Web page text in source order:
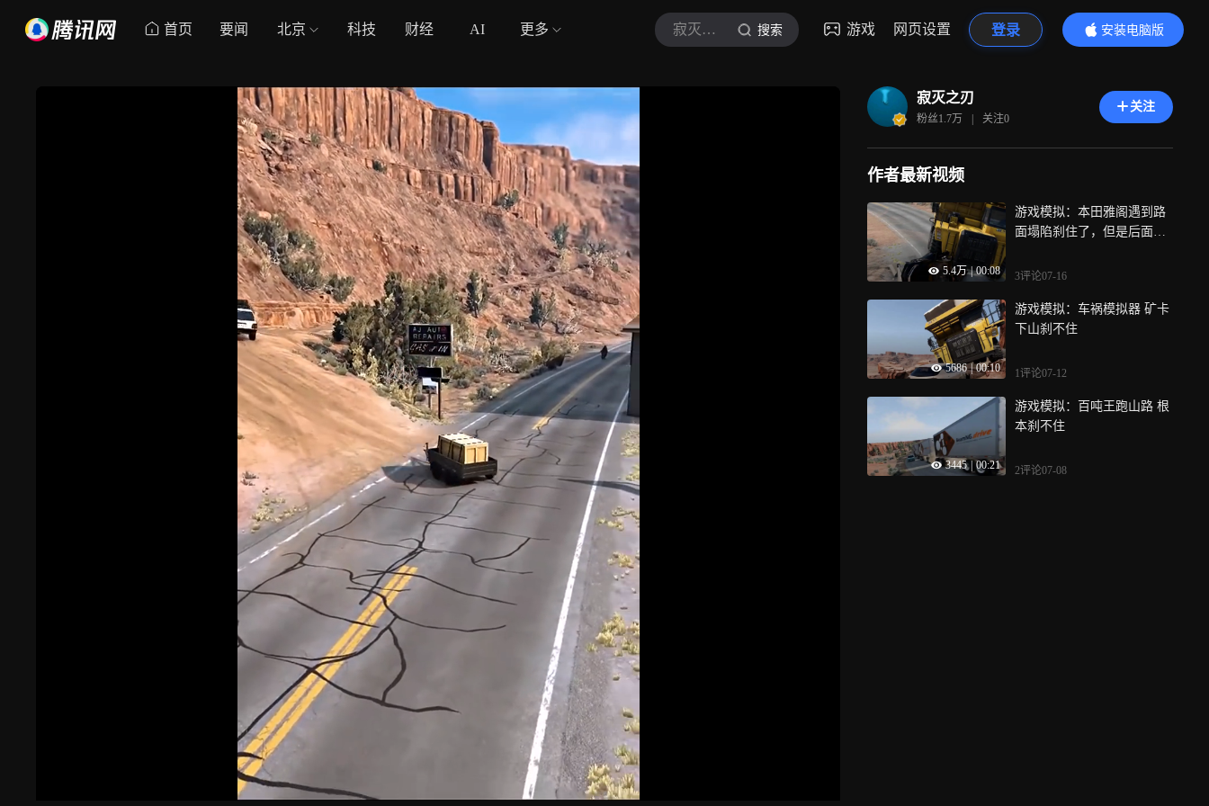
首页 要闻 北京 科技 财经 AI 更多 寂灭之刃 搜索 游戏 网页设置 登录
安装电脑版
内容更精彩
寂灭之刃
粉丝1.7万 | 关注0
关注
作者最新视频
5.4万 | 00:08
游戏模拟：本田雅阁遇到路
面塌陷刹住了，但是后面矿
3评论07-16
5686 | 00:10
游戏模拟：车祸模拟器 矿卡
下山刹不住
1评论07-12
3445 00:21
游戏模拟：百吨王跑山路 根
本刹不住
2评论07-08